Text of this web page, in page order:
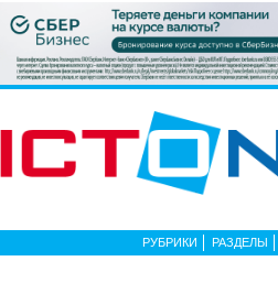
РУБРИКИ РАЗДЕЛЫ